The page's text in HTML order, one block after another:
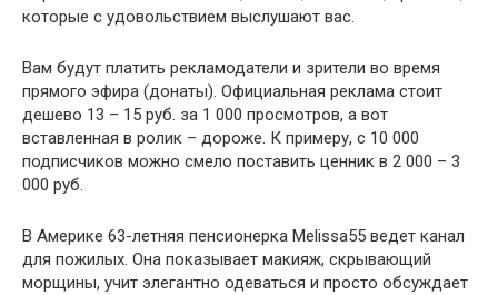
которые с удовольствием выслушают вас.
Вам будут платить рекламодатели и зрители во время
прямого эфира (донаты). Официальная реклама стоит
дешево 13 – 15 руб. за 1 000 просмотров, а вот
вставленная в ролик – дороже. К примеру, с 10 000
подписчиков можно смело поставить ценник в 2 000 – 3
000 руб.
В Америке 63-летняя пенсионерка Melissa55 ведет канал
для пожилых. Она показывает макияж, скрывающий
морщины, учит элегантно одеваться и просто обсуждает